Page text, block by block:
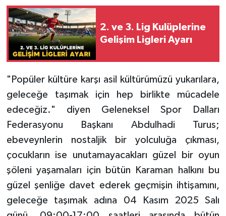
2. ve 3. Lig Kulüplerine
Gelişim Ligleri Ayarı
"Popüler kültüre karşı asil kültürümüzü yukarılara,
geleceğe taşımak için hep birlikte mücadele
edeceğiz." diyen Geleneksel Spor Dalları
Federasyonu Başkanı Abdulhadi Turus;
ebeveynlerin nostaljik bir yolculuğa çıkması,
çocukların ise unutamayacakları güzel bir oyun
şöleni yaşamaları için bütün Karaman halkını bu
güzel şenliğe davet ederek geçmişin ihtişamını,
geleceğe taşımak adına 04 Kasım 2025 Salı